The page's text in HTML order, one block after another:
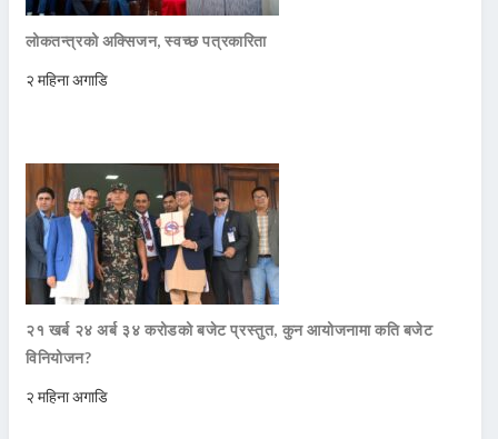
लोकतन्त्रको अक्सिजन, स्वच्छ पत्रकारिता
२ महिना अगाडि
२१ खर्ब २४ अर्ब ३४ करोडको बजेट प्रस्तुत, कुन आयोजनामा कति बजेट
विनियोजन?
२ महिना अगाडि